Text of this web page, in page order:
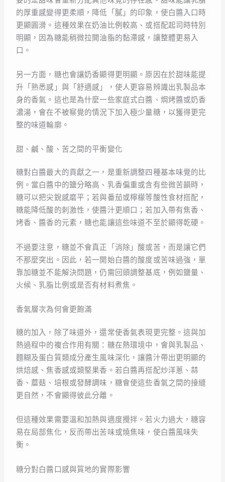
的厚重感變得更柔順，降低「膩」的印象，使白醬入口時
更顯圓滑。這種效果在奶油比例較高、或搭配起司時特別
明顯，因為糖能稍微拉開油脂的黏滯感，讓整體更易入
口。
另一方面，糖也會讓奶香顯得更明顯。原因在於甜味能提
升「熟悉感」與「舒適感」，使人更容易辨識出乳製品本
身的香氣。這也是為什麼一些家庭式白醬、焗烤醬或奶香
濃湯，會在不被察覺的情況下加入極少量糖，以獲得更完
整的味道輪廓。
甜、鹹、酸、苦之間的平衡變化
糖對白醬最大的貢獻之一，是重新調整四種基本味覺的比
例。當白醬中的鹽分略高、乳香偏重或含有些微苦韻時，
糖可以把尖銳感磨平；若與番茄或檸檬等酸性食材搭配，
糖能降低酸的刺激性，使醬汁更順口；若加入帶有焦香、
烤香、醬香的元素，糖也能讓這些味道不至於顯得乾硬。
不過要注意，糖並不會真正「消除」酸或苦，而是讓它們
不那麼突出。因此，若一開始白醬的酸度或苦味過強，單
靠加糖並不能解決問題，仍需回頭調整基底，例如鹽量、
火候、乳脂比例或是否有材料煮焦。
香氣層次為何會更飽滿
糖的加入，除了味道外，還常使香氣表現更完整。這與加
熱過程中的複合作用有關：糖在熱環境中，會與乳製品、
麵糊及蛋白質類成分產生風味深化，讓醬汁帶出更明顯的
烘焙感、焦香感或類堅果香。若白醬再搭配炒洋蔥、蒜
香、蘑菇、培根或發酵調味，糖會使這些香氣之間的接縫
更自然，不會顯得彼此分離。
但這種效果需要溫和加熱與適度攪拌。若火力過大，糖容
易在局部焦化，反而帶出苦味或燒焦味，使白醬風味失
衡。
糖分對白醬口感與質地的實際影響